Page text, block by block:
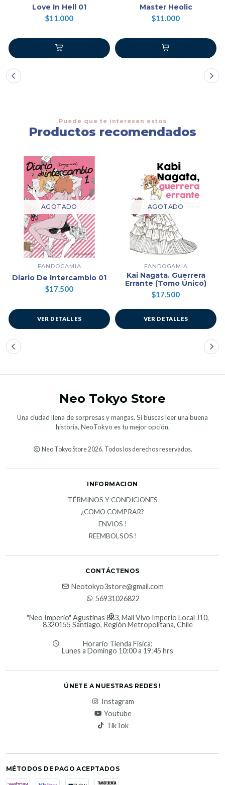
Love In Hell 01
$11.000
Master Heolic
$11.000
Puede que te interesen estos
Productos recomendados
AGOTADO
FANDOGAMIA
Diario De Intercambio 01
$17.500
VER DETALLES
AGOTADO
FANDOGAMIA
Kai Nagata. Guerrera
Errante (Tomo Único)
$17.500
VER DETALLES
Neo Tokyo Store
Una ciudad llena de sorpresas y mangas. Si buscas leer una buena
historia, NeoTokyo es tu mejor opción.
Neo Tokyo Store 2026. Todos los derechos reservados.
INFORMACION
TÉRMINOS Y CONDICIONES
¿COMO COMPRAR?
ENVIOS !
REEMBOLSOS !
CONTÁCTENOS
Neotokyo3store@gmail.com
56931026822
"Neo Imperio" Agustinas 883, Mall Vivo Imperio Local J10,
8320155 Santiago, Región Metropolitana, Chile
Horario Tienda Física:
Lunes a Domingo 10:00 a 19:45 hrs
ÚNETE A NUESTRAS REDES !
Instagram
Youtube
TikTok
MÉTODOS DE PAGO ACEPTADOS